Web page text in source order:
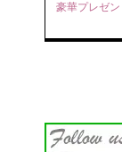
豪華プレゼン